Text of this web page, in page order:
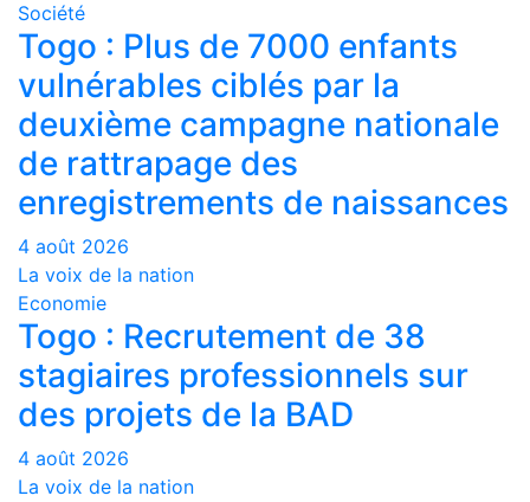
Société
Togo : Plus de 7000 enfants
vulnérables ciblés par la
deuxième campagne nationale
de rattrapage des
enregistrements de naissances
4 août 2026
La voix de la nation
Economie
Togo : Recrutement de 38
stagiaires professionnels sur
des projets de la BAD
4 août 2026
La voix de la nation